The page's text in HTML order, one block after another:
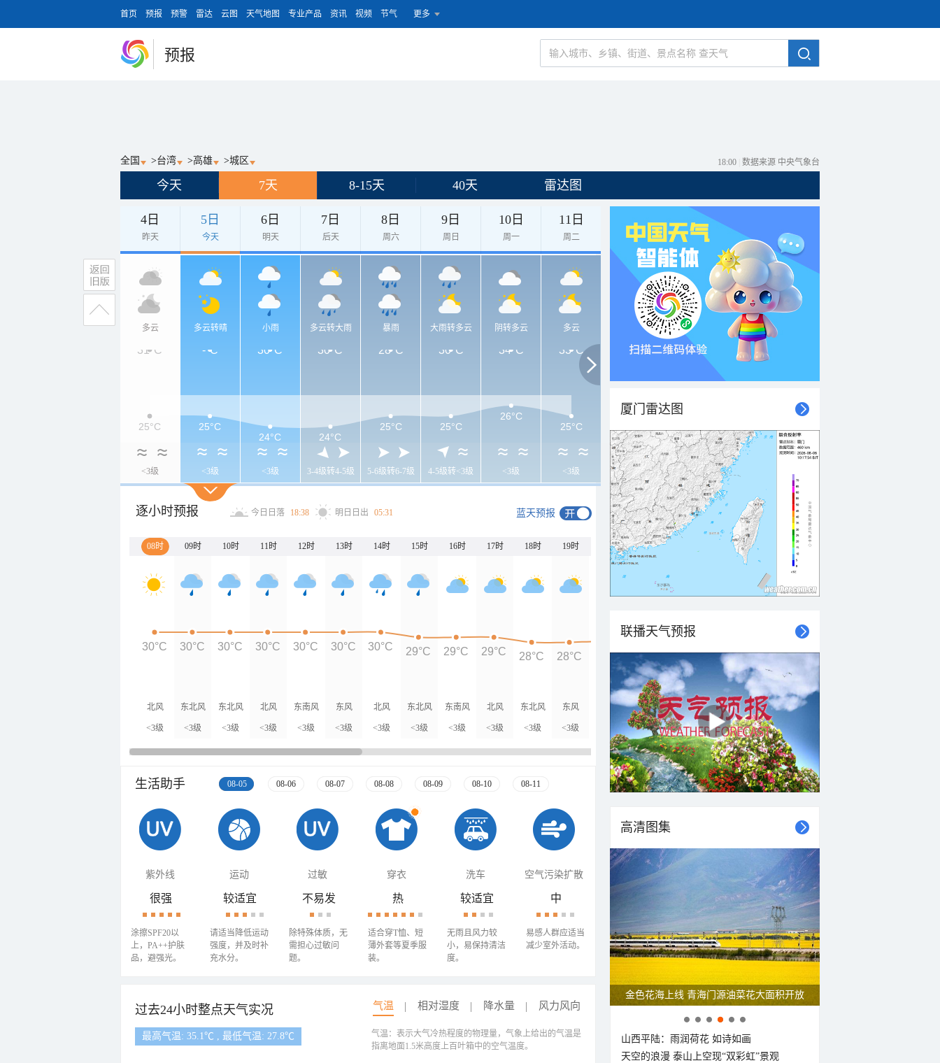
首页 预报 预警 雷达 云图 天气地图 专业产品 资讯 视频 节气 更多
预报
全国 >台湾 >高雄 >城区 18:00 数据来源 中央气象台
今天 7天 8-15天 40天 雷达图
4日
昨天
5日
今天
6日
明天
7日
后天
8日
周六
9日
周日
10日
周一
11日
周二
多云
<3级
多云转晴
<3级
小雨
<3级
多云转大雨
3-4级转4-5级
暴雨
5-6级转6-7级
大雨转多云
4-5级转<3级
阴转多云
<3级
多云
<3级
31°C -°C 30°C 30°C 28°C 30°C 34°C 33°C
25°C
25°C
24°C
24°C
25°C 25°C
26°C
25°C
逐小时预报 今日日落 18:38 明日日出 05:31 蓝天预报
08时 09时 10时 11时 12时 13时 14时 15时 16时 17时 18时 19时 20时 21时 00时 01时
北风
<3级
东北风
<3级
东北风
<3级
北风
<3级
东南风
<3级
东风
<3级
北风
<3级
东北风
<3级
东南风
<3级
北风
<3级
东北风
<3级
东风
<3级
东风
<3级
东南风
<3级
南风
<3级
西风
<3级
西风
<3级
西风
30°C 30°C 30°C 30°C 30°C 30°C 30°C 29°C 29°C 29°C 28°C 28°C
28°C
26°C
26°C 26°C 26°C 26°C
生活助手 08-05 08-06 08-07 08-08 08-09 08-10 08-11
紫外线 运动 过敏 穿衣 洗车 空气污染扩散
很强
涂擦SPF20以
上，PA++护肤
品，避强光。
较适宜
请适当降低运动
强度，并及时补
充水分。
不易发
除特殊体质，无
需担心过敏问
题。
热
适合穿T恤、短
薄外套等夏季服
装。
较适宜
无雨且风力较
小，易保持清洁
度。
中
易感人群应适当
减少室外活动。
过去24小时整点天气实况 气温 相对湿度 降水量 风力风向
最高气温: 35.1℃ , 最低气温: 27.8℃
气温：表示大气冷热程度的物理量，气象上给出的气温是
指离地面1.5米高度上百叶箱中的空气温度。
厦门雷达图
联播天气预报
高清图集
呼伦贝尔草原 藏着最治愈的蓝天白云
山西平陆：雨润荷花 如诗如画
天空的浪漫 泰山上空现“双彩虹”景观